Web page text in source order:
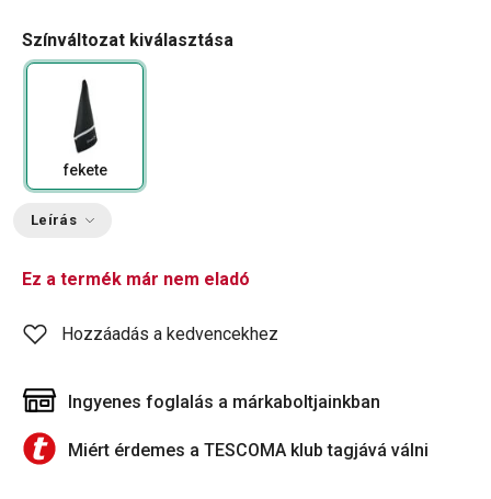
Színváltozat kiválasztása
fekete
Leírás
Ez a termék már nem eladó
Hozzáadás a kedvencekhez
Ingyenes foglalás a márkaboltjainkban
Miért érdemes a TESCOMA klub tagjává válni